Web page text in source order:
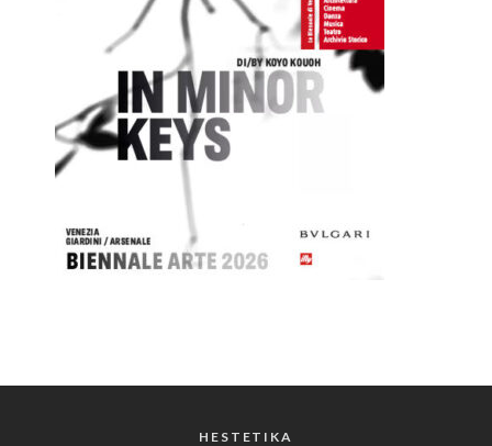
HESTETIKA